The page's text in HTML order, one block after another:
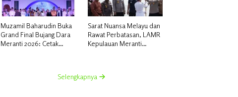
Muzamil Baharudin Buka
Grand Final Bujang Dara
Meranti 2026: Cetak
Sarat Nuansa Melayu dan
Rawat Perbatasan, LAMR
Kepulauan Meranti
Selengkapnya